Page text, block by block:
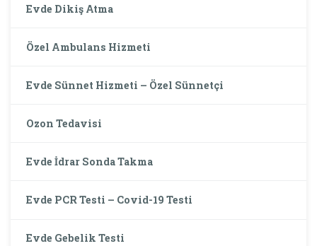
Evde Dikiş Atma
Özel Ambulans Hizmeti
Evde Sünnet Hizmeti – Özel Sünnetçi
Ozon Tedavisi
Evde İdrar Sonda Takma
Evde PCR Testi – Covid-19 Testi
Evde Gebelik Testi